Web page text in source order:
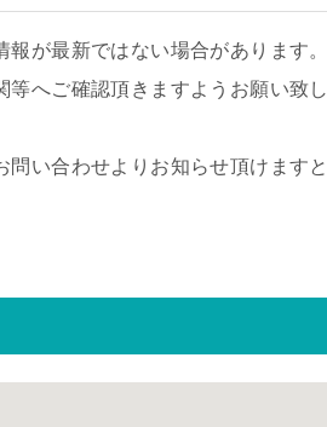
が最新ではない場合があります。
へご確認頂きますようお願い致し
い合わせよりお知らせ頂けますと